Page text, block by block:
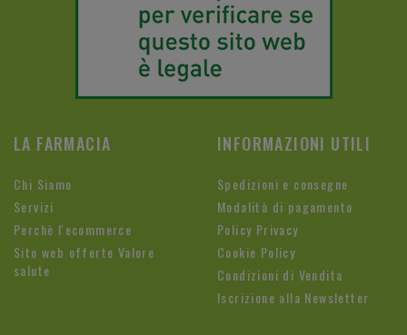
LA FARMACIA
Chi Siamo
Servizi
Perchè l'ecommerce
Sito web offerte Valore
salute
INFORMAZIONI UTILI
Spedizioni e consegne
Modalità di pagamento
Policy Privacy
Cookie Policy
Condizioni di Vendita
Iscrizione alla Newsletter